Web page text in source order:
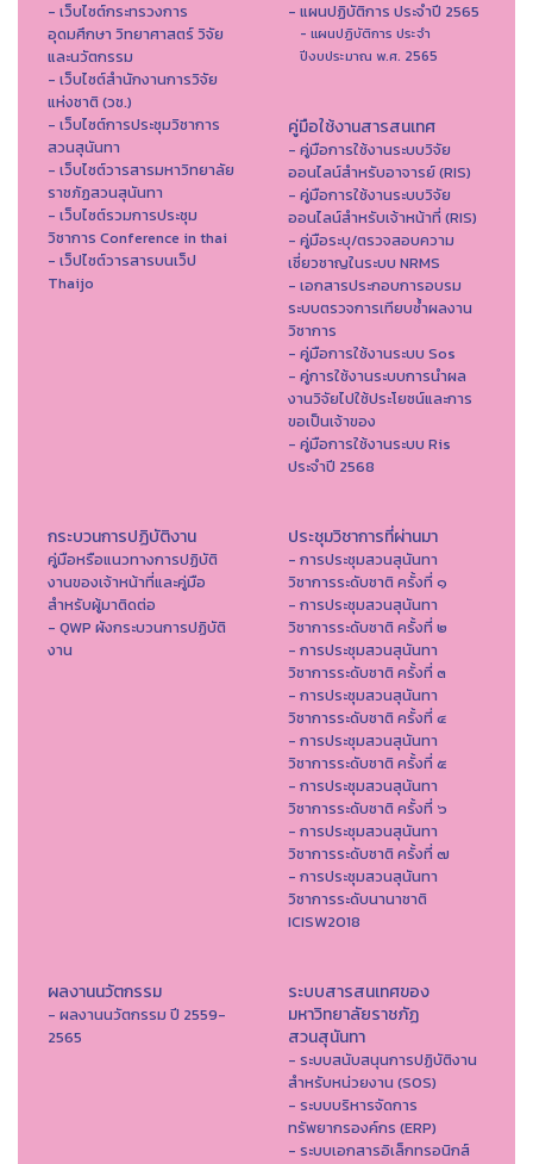
- เว็บไซต์กระทรวงการ
อุดมศึกษา วิทยาศาสตร์ วิจัย
และนวัตกรรม
- เว็บไซต์สำนักงานการวิจัย
แห่งชาติ (วช.)
- เว็บไซต์การประชุมวิชาการ
สวนสุนันทา
- เว็บไซต์วารสารมหาวิทยาลัย
ราชภัฏสวนสุนันทา
- เว็บไซต์รวมการประชุม
วิชาการ Conference in thai
- เว็ปไซต์วารสารบนเว็ป
Thaijo
- แผนปฏิบัติการ ประจำปี 2565
- แผนปฏิบัติการ ประจำ
ปีงบประมาณ พ.ศ. 2565
คู่มือใช้งานสารสนเทศ
- คู่มือการใช้งานระบบวิจัย
ออนไลน์สำหรับอาจารย์ (RIS)
- คู่มือการใช้งานระบบวิจัย
ออนไลน์สำหรับเจ้าหน้าที่ (RIS)
- คู่มือระบุ/ตรวจสอบความ
เชี่ยวชาญในระบบ NRMS
- เอกสารประกอบการอบรม
ระบบตรวจการเทียบซ้ำผลงาน
วิชาการ
- คู่มือการใช้งานระบบ Sos
- คู่การใช้งานระบบการนำผล
งานวิจัยไปใช้ประโยชน์และการ
ขอเป็นเจ้าของ
- คู่มือการใช้งานระบบ Ris
ประจำปี 2568
กระบวนการปฏิบัติงาน
คู่มือหรือแนวทางการปฏิบัติ
งานของเจ้าหน้าที่และคู่มือ
สำหรับผู้มาติดต่อ
- QWP ผังกระบวนการปฏิบัติ
งาน
ประชุมวิชาการที่ผ่านมา
- การประชุมสวนสุนันทา
วิชาการระดับชาติ ครั้งที่ ๑
- การประชุมสวนสุนันทา
วิชาการระดับชาติ ครั้งที่ ๒
- การประชุมสวนสุนันทา
วิชาการระดับชาติ ครั้งที่ ๓
- การประชุมสวนสุนันทา
วิชาการระดับชาติ ครั้งที่ ๔
- การประชุมสวนสุนันทา
วิชาการระดับชาติ ครั้งที่ ๕
- การประชุมสวนสุนันทา
วิชาการระดับชาติ ครั้งที่ ๖
- การประชุมสวนสุนันทา
วิชาการระดับชาติ ครั้งที่ ๗
- การประชุมสวนสุนันทา
วิชาการระดับนานาชาติ
ICISW2018
ผลงานนวัตกรรม
- ผลงานนวัตกรรม ปี 2559-
2565
ระบบสารสนเทศของ
มหาวิทยาลัยราชภัฏ
สวนสุนันทา
- ระบบสนับสนุนการปฏิบัติงาน
สำหรับหน่วยงาน (SOS)
- ระบบบริหารจัดการ
ทรัพยากรองค์กร (ERP)
- ระบบเอกสารอิเล็กทรอนิกส์